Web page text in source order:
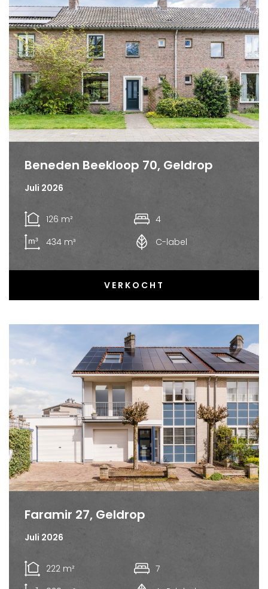
Beneden Beekloop 70, Geldrop
Juli 2026
126 m²
4
434 m³
C-label
VERKOCHT
Faramir 27, Geldrop
Juli 2026
222 m²
7